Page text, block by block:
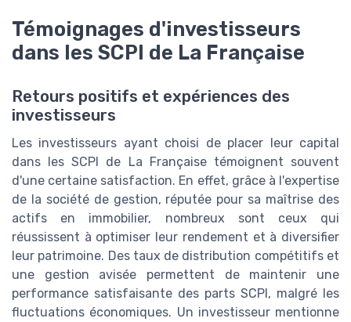
Témoignages d'investisseurs
dans les SCPI de La Française
Retours positifs et expériences des
investisseurs
Les investisseurs ayant choisi de placer leur capital
dans les SCPI de La Française témoignent souvent
d'une certaine satisfaction. En effet, grâce à l'expertise
de la société de gestion, réputée pour sa maîtrise des
actifs en immobilier, nombreux sont ceux qui
réussissent à optimiser leur rendement et à diversifier
leur patrimoine. Des taux de distribution compétitifs et
une gestion avisée permettent de maintenir une
performance satisfaisante des parts SCPI, malgré les
fluctuations économiques. Un investisseur mentionne